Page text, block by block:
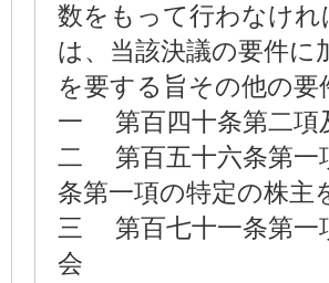
数をもって行わなけ
は、当該決議の要件に
を要する旨その他の
一 第百四十条第二項
二 第百五十六条第一
条第一項の特定の株主
三 第百七十一条第一
会